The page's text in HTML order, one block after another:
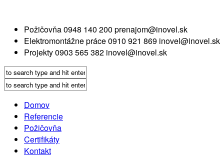
Požičovňa0948 140 200 prenajom@inovel.sk
Elektromontážne práce0910 921 869 inovel@inovel.sk
Projekty0903 565 382 inovel@inovel.sk
Domov
Referencie
Požičovňa
Certifikáty
Kontakt